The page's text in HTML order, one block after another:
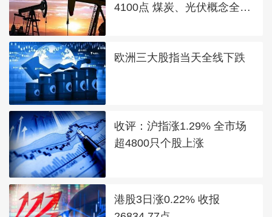
4100点 煤炭、光伏概念全线
欧洲三大股指当天全线下跌
收评：沪指涨1.29% 全市场
超4800只个股上涨
港股3日涨0.22% 收报